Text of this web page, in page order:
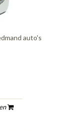
auto's